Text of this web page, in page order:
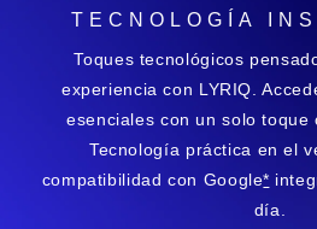
TECNOLOGÍA
Toques tecnológicos
experiencia con LYRIQ.
esenciales con un solo toque
Tecnología práctica en el
compatibilidad con Google*
día.